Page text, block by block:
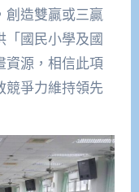
創造雙贏或三贏
「國民小學及國
資源，相信此項
競爭力維持領先